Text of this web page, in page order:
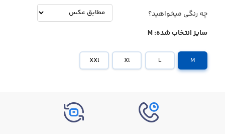
چه رنگی میخواهید؟
سایز انتخاب شده:M
M
L
Xl
XXl